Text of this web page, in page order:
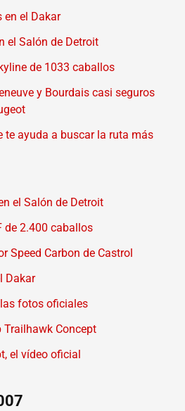
en el Dakar
el Salón de Detroit
de 1033 caballos
y Bourdais casi seguros
te ayuda a buscar la ruta más
el Salón de Detroit
de 2.400 caballos
Speed Carbon de Castrol
Dakar
fotos oficiales
Trailhawk Concept
el vídeo oficial